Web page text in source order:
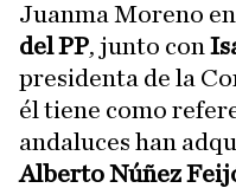
Juanma Moreno en
del PP, junto con
presidenta de la
él tiene como
andaluces han
Alberto Núñez